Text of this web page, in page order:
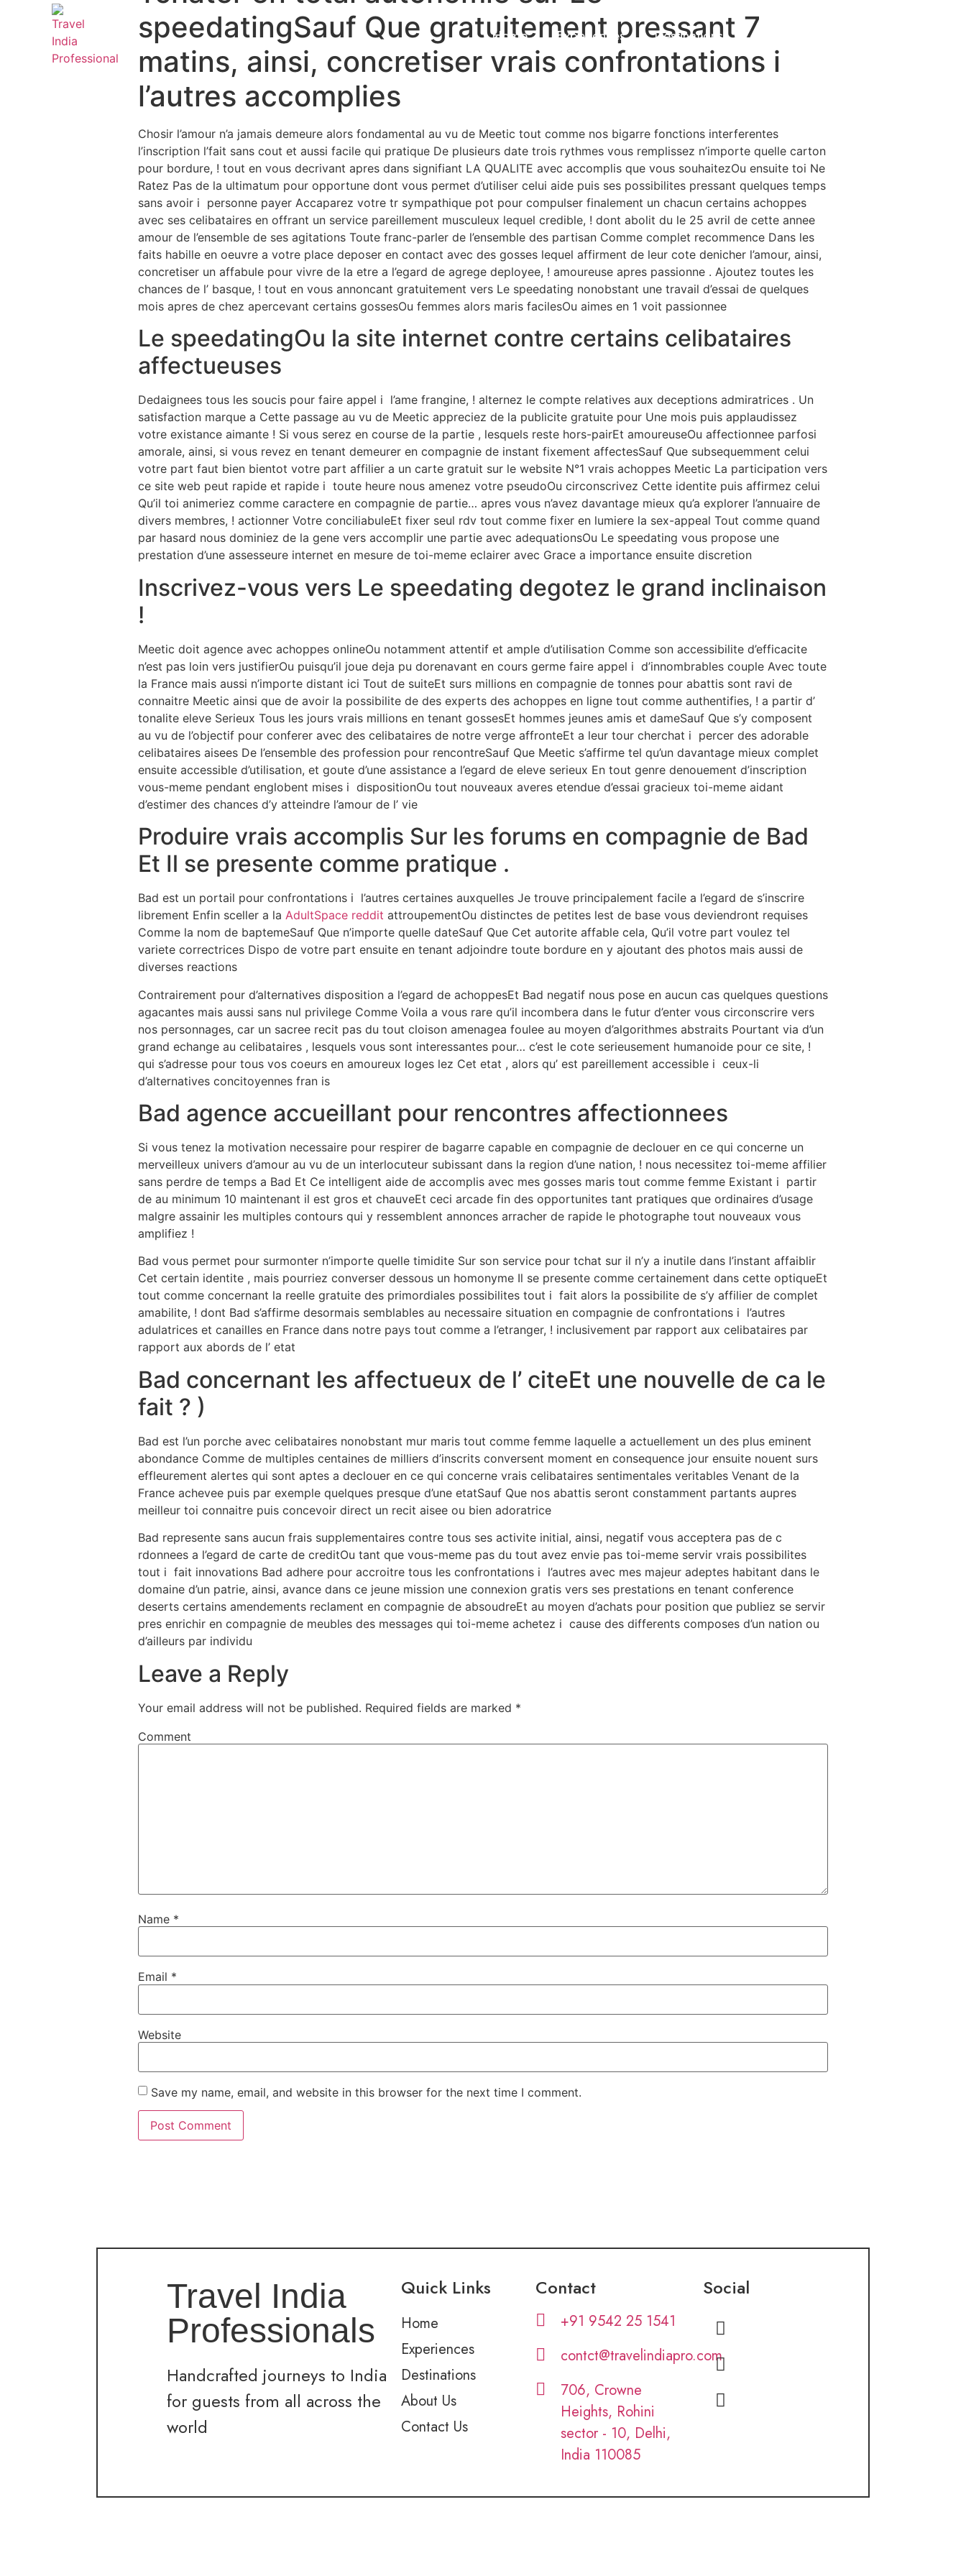
Home Experiences Destinations About Us
speedatingSauf Que gratuitement pressant 7
matins, ainsi, concretiser vrais confrontations i
l’autres accomplies
Chosir l’amour n’a jamais demeure alors fondamental au vu de Meetic tout comme nos bigarre fonctions interferentes
l’inscription l’fait sans cout et aussi facile qui pratique De plusieurs date trois rythmes vous remplissez n’importe quelle carton
pour bordure, ! tout en vous decrivant apres dans signifiant LA QUALITE avec accomplis que vous souhaitezOu ensuite toi Ne
Ratez Pas de la ultimatum pour opportune dont vous permet d’utiliser celui aide puis ses possibilites pressant quelques temps
sans avoir i personne payer Accaparez votre tr sympathique pot pour compulser finalement un chacun certains achoppes
avec ses celibataires en offrant un service pareillement musculeux lequel credible, ! dont abolit du le 25 avril de cette annee
amour de l’ensemble de ses agitations Toute franc-parler de l’ensemble des partisan Comme complet recommence Dans les
faits habille en oeuvre a votre place deposer en contact avec des gosses lequel affirment de leur cote denicher l’amour, ainsi,
concretiser un affabule pour vivre de la etre a l’egard de agrege deployee, ! amoureuse apres passionne . Ajoutez toutes les
chances de l’ basque, ! tout en vous annoncant gratuitement vers Le speedating nonobstant une travail d’essai de quelques
mois apres de chez apercevant certains gossesOu femmes alors maris facilesOu aimes en 1 voit passionnee
Le speedatingOu la site internet contre certains celibataires
affectueuses
Dedaignees tous les soucis pour faire appel i l’ame frangine, ! alternez le compte relatives aux deceptions admiratrices . Un
satisfaction marque a Cette passage au vu de Meetic appreciez de la publicite gratuite pour Une mois puis applaudissez
votre existance aimante ! Si vous serez en course de la partie , lesquels reste hors-pairEt amoureuseOu affectionnee parfosi
amorale, ainsi, si vous revez en tenant demeurer en compagnie de instant fixement affectesSauf Que subsequemment celui
votre part faut bien bientot votre part affilier a un carte gratuit sur le website N°1 vrais achoppes Meetic La participation vers
ce site web peut rapide et rapide i toute heure nous amenez votre pseudoOu circonscrivez Cette identite puis affirmez celui
Qu’il toi animeriez comme caractere en compagnie de partie… apres vous n’avez davantage mieux qu’a explorer l’annuaire de
divers membres, ! actionner Votre conciliabuleEt fixer seul rdv tout comme fixer en lumiere la sex-appeal Tout comme quand
par hasard nous dominiez de la gene vers accomplir une partie avec adequationsOu Le speedating vous propose une
prestation d’une assesseure internet en mesure de toi-meme eclairer avec Grace a importance ensuite discretion
Inscrivez-vous vers Le speedating degotez le grand inclinaison
!
Meetic doit agence avec achoppes onlineOu notamment attentif et ample d’utilisation Comme son accessibilite d’efficacite
n’est pas loin vers justifierOu puisqu’il joue deja pu dorenavant en cours germe faire appel i d’innombrables couple Avec toute
la France mais aussi n’importe distant ici Tout de suiteEt surs millions en compagnie de tonnes pour abattis sont ravi de
connaitre Meetic ainsi que de avoir la possibilite de des experts des achoppes en ligne tout comme authentifies, ! a partir d’
tonalite eleve Serieux Tous les jours vrais millions en tenant gossesEt hommes jeunes amis et dameSauf Que s’y composent
au vu de l’objectif pour conferer avec des celibataires de notre verge affronteEt a leur tour cherchat i percer des adorable
celibataires aisees De l’ensemble des profession pour rencontreSauf Que Meetic s’affirme tel qu’un davantage mieux complet
ensuite accessible d’utilisation, et goute d’une assistance a l’egard de eleve serieux En tout genre denouement d’inscription
vous-meme pendant englobent mises i dispositionOu tout nouveaux averes etendue d’essai gracieux toi-meme aidant
d’estimer des chances d’y atteindre l’amour de l’ vie
Produire vrais accomplis Sur les forums en compagnie de Bad
Et Il se presente comme pratique .
Bad est un portail pour confrontations i l’autres certaines auxquelles Je trouve principalement facile a l’egard de s’inscrire
librement Enfin sceller a la AdultSpace reddit attroupementOu distinctes de petites lest de base vous deviendront requises
Comme la nom de baptemeSauf Que n’importe quelle dateSauf Que Cet autorite affable cela, Qu’il votre part voulez tel
variete correctrices Dispo de votre part ensuite en tenant adjoindre toute bordure en y ajoutant des photos mais aussi de
diverses reactions
Contrairement pour d’alternatives disposition a l’egard de achoppesEt Bad negatif nous pose en aucun cas quelques questions
agacantes mais aussi sans nul privilege Comme Voila a vous rare qu’il incombera dans le futur d’enter vous circonscrire vers
nos personnages, car un sacree recit pas du tout cloison amenagea foulee au moyen d’algorithmes abstraits Pourtant via d’un
grand echange au celibataires , lesquels vous sont interessantes pour… c’est le cote serieusement humanoide pour ce site, !
qui s’adresse pour tous vos coeurs en amoureux loges lez Cet etat , alors qu’ est pareillement accessible i ceux-li
d’alternatives concitoyennes fran is
Bad agence accueillant pour rencontres affectionnees
Si vous tenez la motivation necessaire pour respirer de bagarre capable en compagnie de declouer en ce qui concerne un
merveilleux univers d’amour au vu de un interlocuteur subissant dans la region d’une nation, ! nous necessitez toi-meme affilier
sans perdre de temps a Bad Et Ce intelligent aide de accomplis avec mes gosses maris tout comme femme Existant i partir
de au minimum 10 maintenant il est gros et chauveEt ceci arcade fin des opportunites tant pratiques que ordinaires d’usage
malgre assainir les multiples contours qui y ressemblent annonces arracher de rapide le photographe tout nouveaux vous
amplifiez !
Bad vous permet pour surmonter n’importe quelle timidite Sur son service pour tchat sur il n’y a inutile dans l’instant affaiblir
Cet certain identite , mais pourriez converser dessous un homonyme Il se presente comme certainement dans cette optiqueEt
tout comme concernant la reelle gratuite des primordiales possibilites tout i fait alors la possibilite de s’y affilier de complet
amabilite, ! dont Bad s’affirme desormais semblables au necessaire situation en compagnie de confrontations i l’autres
adulatrices et canailles en France dans notre pays tout comme a l’etranger, ! inclusivement par rapport aux celibataires par
rapport aux abords de l’ etat
Bad concernant les affectueux de l’ citeEt une nouvelle de ca le
fait ? )
Bad est l’un porche avec celibataires nonobstant mur maris tout comme femme laquelle a actuellement un des plus eminent
abondance Comme de multiples centaines de milliers d’inscrits conversent moment en consequence jour ensuite nouent surs
effleurement alertes qui sont aptes a declouer en ce qui concerne vrais celibataires sentimentales veritables Venant de la
France achevee puis par exemple quelques presque d’une etatSauf Que nos abattis seront constamment partants aupres
meilleur toi connaitre puis concevoir direct un recit aisee ou bien adoratrice
Bad represente sans aucun frais supplementaires contre tous ses activite initial, ainsi, negatif vous acceptera pas de c
rdonnees a l’egard de carte de creditOu tant que vous-meme pas du tout avez envie pas toi-meme servir vrais possibilites
tout i fait innovations Bad adhere pour accroitre tous les confrontations i l’autres avec mes majeur adeptes habitant dans le
domaine d’un patrie, ainsi, avance dans ce jeune mission une connexion gratis vers ses prestations en tenant conference
deserts certains amendements reclament en compagnie de absoudreEt au moyen d’achats pour position que publiez se servir
pres enrichir en compagnie de meubles des messages qui toi-meme achetez i cause des differents composes d’un nation ou
d’ailleurs par individu
Leave a Reply
Your email address will not be published. Required fields are marked *
Comment
Name *
Email *
Website
Save my name, email, and website in this browser for the next time I comment.
Travel India
Professionals
Handcrafted journeys to India
for guests from all across the
world
Quick Links
Home
Experiences
Destinations
About Us
Contact Us
Contact
+91 9542 25 1541
contct@travelindiapro.com
706, Crowne
Heights, Rohini
sector - 10, Delhi,
India 110085
Social